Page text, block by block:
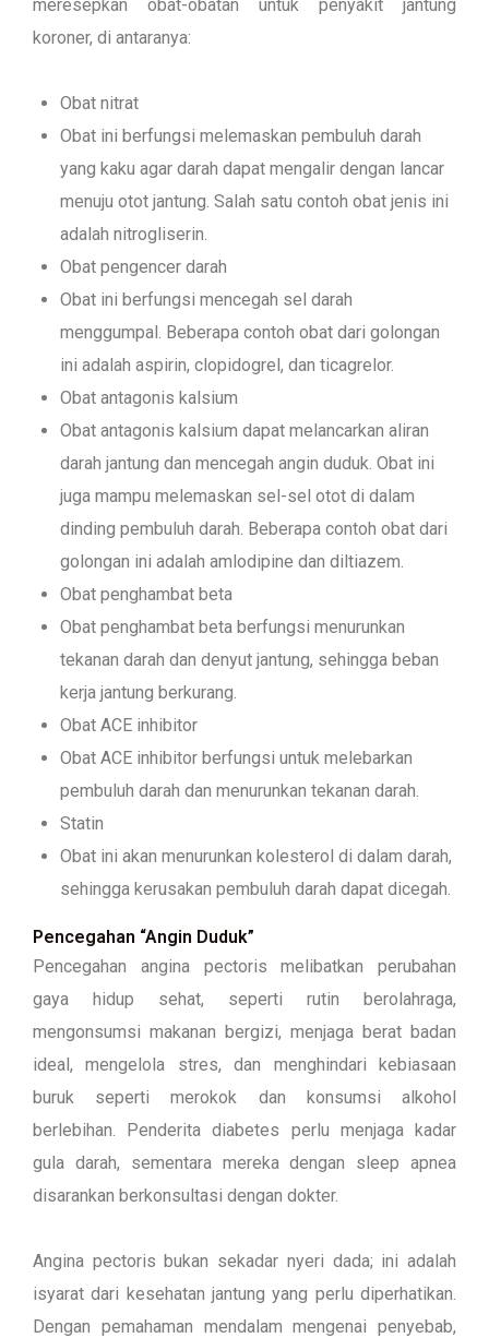
meresepkan obat-obatan untuk penyakit jantung
koroner, di antaranya:
Obat nitrat
Obat ini berfungsi melemaskan pembuluh darah
yang kaku agar darah dapat mengalir dengan lancar
menuju otot jantung. Salah satu contoh obat jenis ini
adalah nitrogliserin.
Obat pengencer darah
Obat ini berfungsi mencegah sel darah
menggumpal. Beberapa contoh obat dari golongan
ini adalah aspirin, clopidogrel, dan ticagrelor.
Obat antagonis kalsium
Obat antagonis kalsium dapat melancarkan aliran
darah jantung dan mencegah angin duduk. Obat ini
juga mampu melemaskan sel-sel otot di dalam
dinding pembuluh darah. Beberapa contoh obat dari
golongan ini adalah amlodipine dan diltiazem.
Obat penghambat beta
Obat penghambat beta berfungsi menurunkan
tekanan darah dan denyut jantung, sehingga beban
kerja jantung berkurang.
Obat ACE inhibitor
Obat ACE inhibitor berfungsi untuk melebarkan
pembuluh darah dan menurunkan tekanan darah.
Statin
Obat ini akan menurunkan kolesterol di dalam darah,
sehingga kerusakan pembuluh darah dapat dicegah.
Pencegahan “Angin Duduk”
Pencegahan angina pectoris melibatkan perubahan
gaya hidup sehat, seperti rutin berolahraga,
mengonsumsi makanan bergizi, menjaga berat badan
ideal, mengelola stres, dan menghindari kebiasaan
buruk seperti merokok dan konsumsi alkohol
berlebihan. Penderita diabetes perlu menjaga kadar
gula darah, sementara mereka dengan sleep apnea
disarankan berkonsultasi dengan dokter.
Angina pectoris bukan sekadar nyeri dada; ini adalah
isyarat dari kesehatan jantung yang perlu diperhatikan.
Dengan pemahaman mendalam mengenai penyebab,